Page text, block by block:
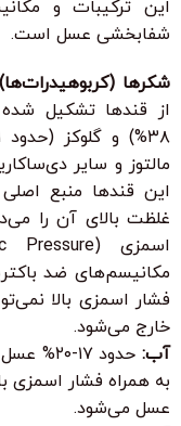
این ترکیبات و
شفابخشی عسل است.
شکرها
از قندها تشکیل
مالتوز و سایر
این قندها منبع
غلظت بالای آن را
مکانیسم‌های ضد
فشار اسمزی بالا
خارج می‌شود.
آب:
حدود
به همراه فشار اسمزی
عسل می‌شود.